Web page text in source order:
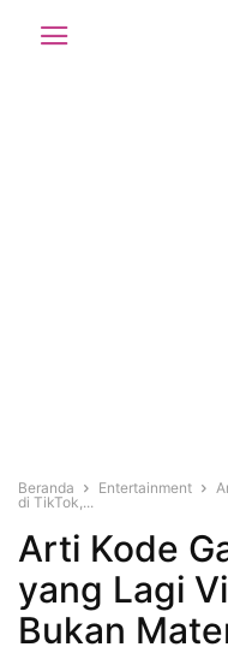
Beranda Entertainment
di TikTok,...
Arti Kode
yang Lagi
Bukan